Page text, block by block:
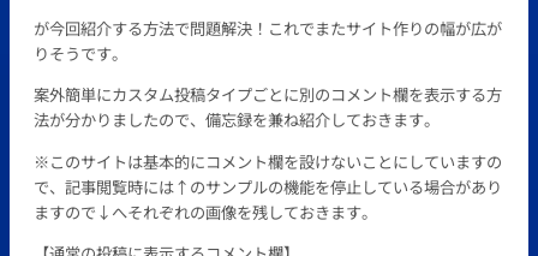
が今回紹介する方法で問題解決！これでまたサイト作りの幅が広が
りそうです。
案外簡単にカスタム投稿タイプごとに別のコメント欄を表示する方
法が分かりましたので、備忘録を兼ね紹介しておきます。
※このサイトは基本的にコメント欄を設けないことにしていますの
で、記事閲覧時には↑のサンプルの機能を停止している場合があり
ますので↓へそれぞれの画像を残しておきます。